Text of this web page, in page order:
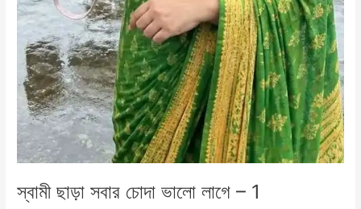
স্বামী ছাড়া সবার চোদা ভালো লাগে – 1